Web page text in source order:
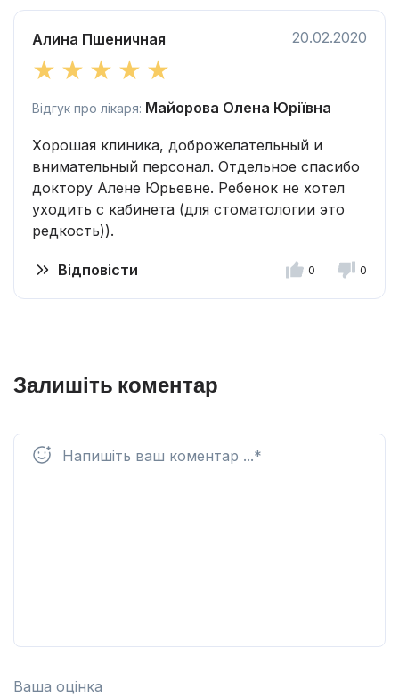
Алина Пшеничная 20.02.2020
Відгук про лікаря: Майорова Олена Юріївна
Хорошая клиника, доброжелательный и
внимательный персонал. Отдельное спасибо
доктору Алене Юрьевне. Ребенок не хотел
уходить с кабинета (для стоматологии это
редкость)).
Відповісти 0 0
Залишіть коментар
Ваша оцінка